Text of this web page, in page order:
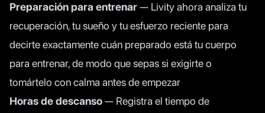
Preparación para entrenar— Livity ahora analiza tu
recuperación, tu sueño y tu esfuerzo reciente para
decirte exactamente cuán preparado está tu cuerpo
para entrenar, de modo que sepas si exigirte o
tomártelo con calma antes de empezar
Horas de descanso— Registra el tiempo de